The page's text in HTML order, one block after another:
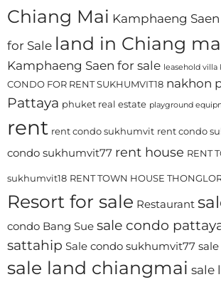
Chiang Mai Kamphaeng Saen
for Sale land in Chiang
Kamphaeng Saen for sale leasehold villa
CONDO FOR RENT SUKHUMVIT18 nakhon
Pattaya phuket real estate playground
rent rent condo sukhumvit rent condo
condo sukhumvit77 rent house RENT
sukhumvit18 RENT TOWN HOUSE
Resort for sale Restaurant
condo Bang Sue sale condo
sattahip Sale condo sukhumvit77
sale land chiangmai sale